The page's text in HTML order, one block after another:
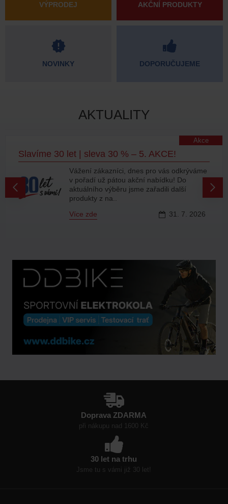
VÝPRODEJ
NOVINKY
AKČNÍ PRODUKTY
DOPORUČUJEME
AKTUALITY
Slavíme 30 let | sleva 30 % – 5. AKCE!
Akce
31. 7. 2026
Vážení zákazníci, dnes pro vás odkrýváme
v pořadí už pátou akční nabídku! Do
aktuálního výběru jsme zařadili další
produkty z na..
Více zde
Doprava ZDARMA
při nákupu nad 1600 Kč
30 let na trhu
Jsme tu s vámi již 30 let!